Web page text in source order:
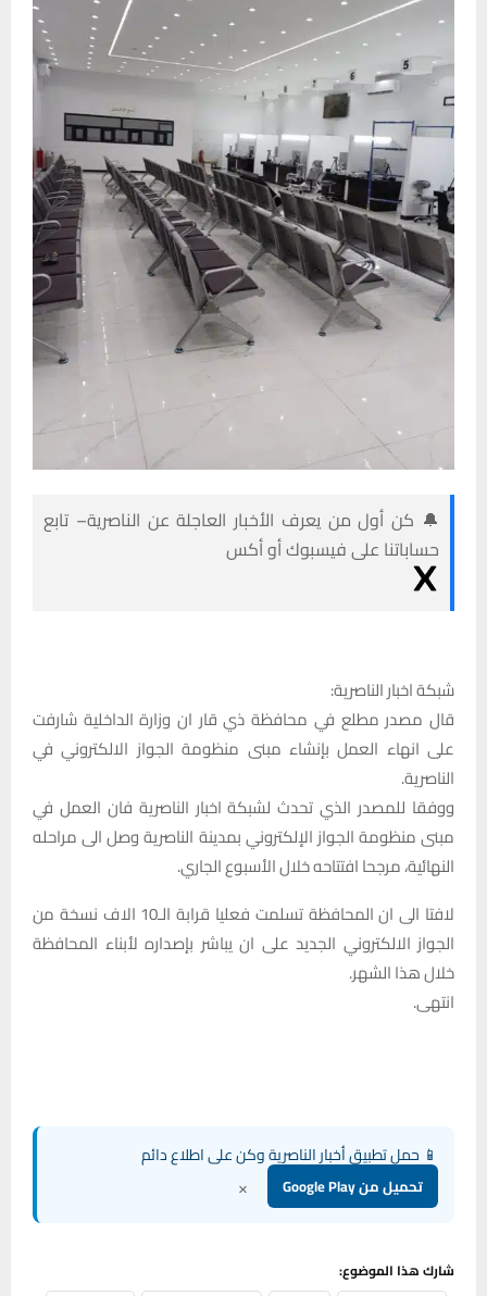
🔔 كن أول من يعرف الأخبار العاجلة عن الناصرية– تابع
حساباتنا على فيسبوك أو أكس
شبكة اخبار الناصرية:
قال مصدر مطلع في محافظة ذي قار ان وزارة الداخلية شارفت
على انهاء العمل بإنشاء مبنى منظومة الجواز الالكتروني في
الناصرية.
ووفقا للمصدر الذي تحدث لشبكة اخبار الناصرية فان العمل في
مبنى منظومة الجواز الإلكتروني بمدينة الناصرية وصل الى مراحله
النهائية، مرجحا افتتاحه خلال الأسبوع الجاري.
لافتا الى ان المحافظة تسلمت فعليا قرابة الـ10 الاف نسخة من
الجواز الالكتروني الجديد على ان يباشر بإصداره لأبناء المحافظة
خلال هذا الشهر.
انتهى.
📱 حمل تطبيق أخبار الناصرية وكن على اطلاع دائم
تحميل من Google Play ×
شارك هذا الموضوع: